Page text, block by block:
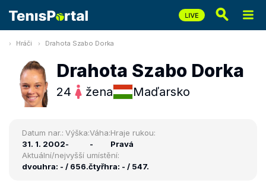
Hráči Drahota Szabo Dorka
Drahota Szabo Dorka
24 žena Maďarsko
Datum nar.:
31. 1. 2002
Výška:
-
Váha:
-
Hraje rukou:
Pravá
Aktuální/nejvyšší umístění:
dvouhra: - / 656.čtyřhra: - / 547.